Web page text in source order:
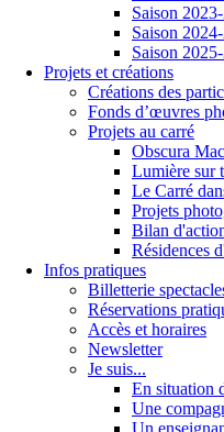
Saison
Saison
Saison
Projets et créations
Créations des
Fonds d’œuvres
Projets au carré
Obscura
Lumière sur
Le Carré
Projets
Bilan
Résidences
Infos pratiques
Billetterie
Réservations
Accès et horaires
Newsletter
Je suis...
En situation
Une
Un